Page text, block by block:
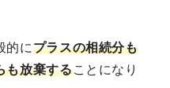
的にプラスの相続分も
も放棄することになり